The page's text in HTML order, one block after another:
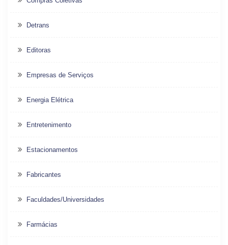
Detrans
Editoras
Empresas de Serviços
Energia Elétrica
Entretenimento
Estacionamentos
Fabricantes
Faculdades/Universidades
Farmácias